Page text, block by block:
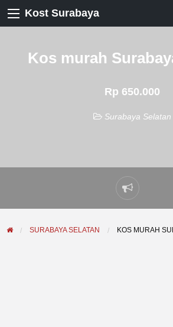
Kost Surabaya
Kos murah
Rp 650.000
Surabaya Selatan
Laporkan
masalah
SURABAYA SELATAN KOS MURAH